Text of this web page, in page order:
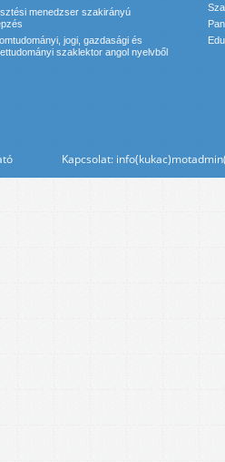
menedzser szakirányú
jogi, gazdasági és
szaklektor angol nyelvből
Kapcsolat: